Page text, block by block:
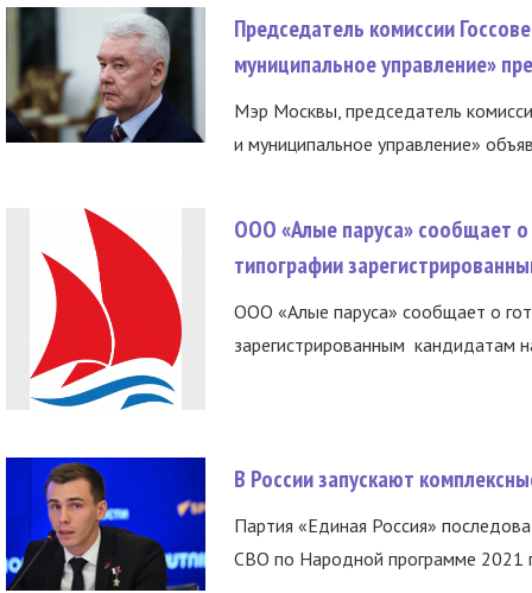
Председатель комиссии
муниципальное управление»
Мэр Москвы, председатель
и муниципальное управление»
ООО «Алые паруса» сообщает о
типографии
ООО «Алые паруса» сообщает о
зарегистрированным кандидатам
В России запускают
Партия «Единая Россия»
СВО по Народной программе 2021